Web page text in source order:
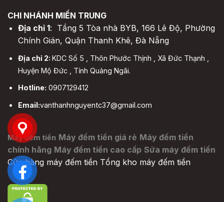
CHI NHÁNH MIỀN TRUNG
Địa chỉ 1: Tầng 5 Tòa nhà BYB, 166 Lê Độ, Phường
Chính Gián, Quận Thanh Khê, Đà Nẵng
Địa chỉ 2: KDC Số 5 , Thôn Phước Thịnh , Xã Đức Thạnh ,
Huyện Mộ Đức , Tỉnh Quảng Ngãi.
Hotline: 0907129412
Email:vanthanhnguyentc37@gmail.com
Máy đếm tiền Máy đếm tiền giá rẻ Máy đếm tiền
chính hãng Máy đếm tiền cao cấp Sửa máy đếm tiền
Cửa hàng máy đếm tiền Tổng kho máy đếm tiền